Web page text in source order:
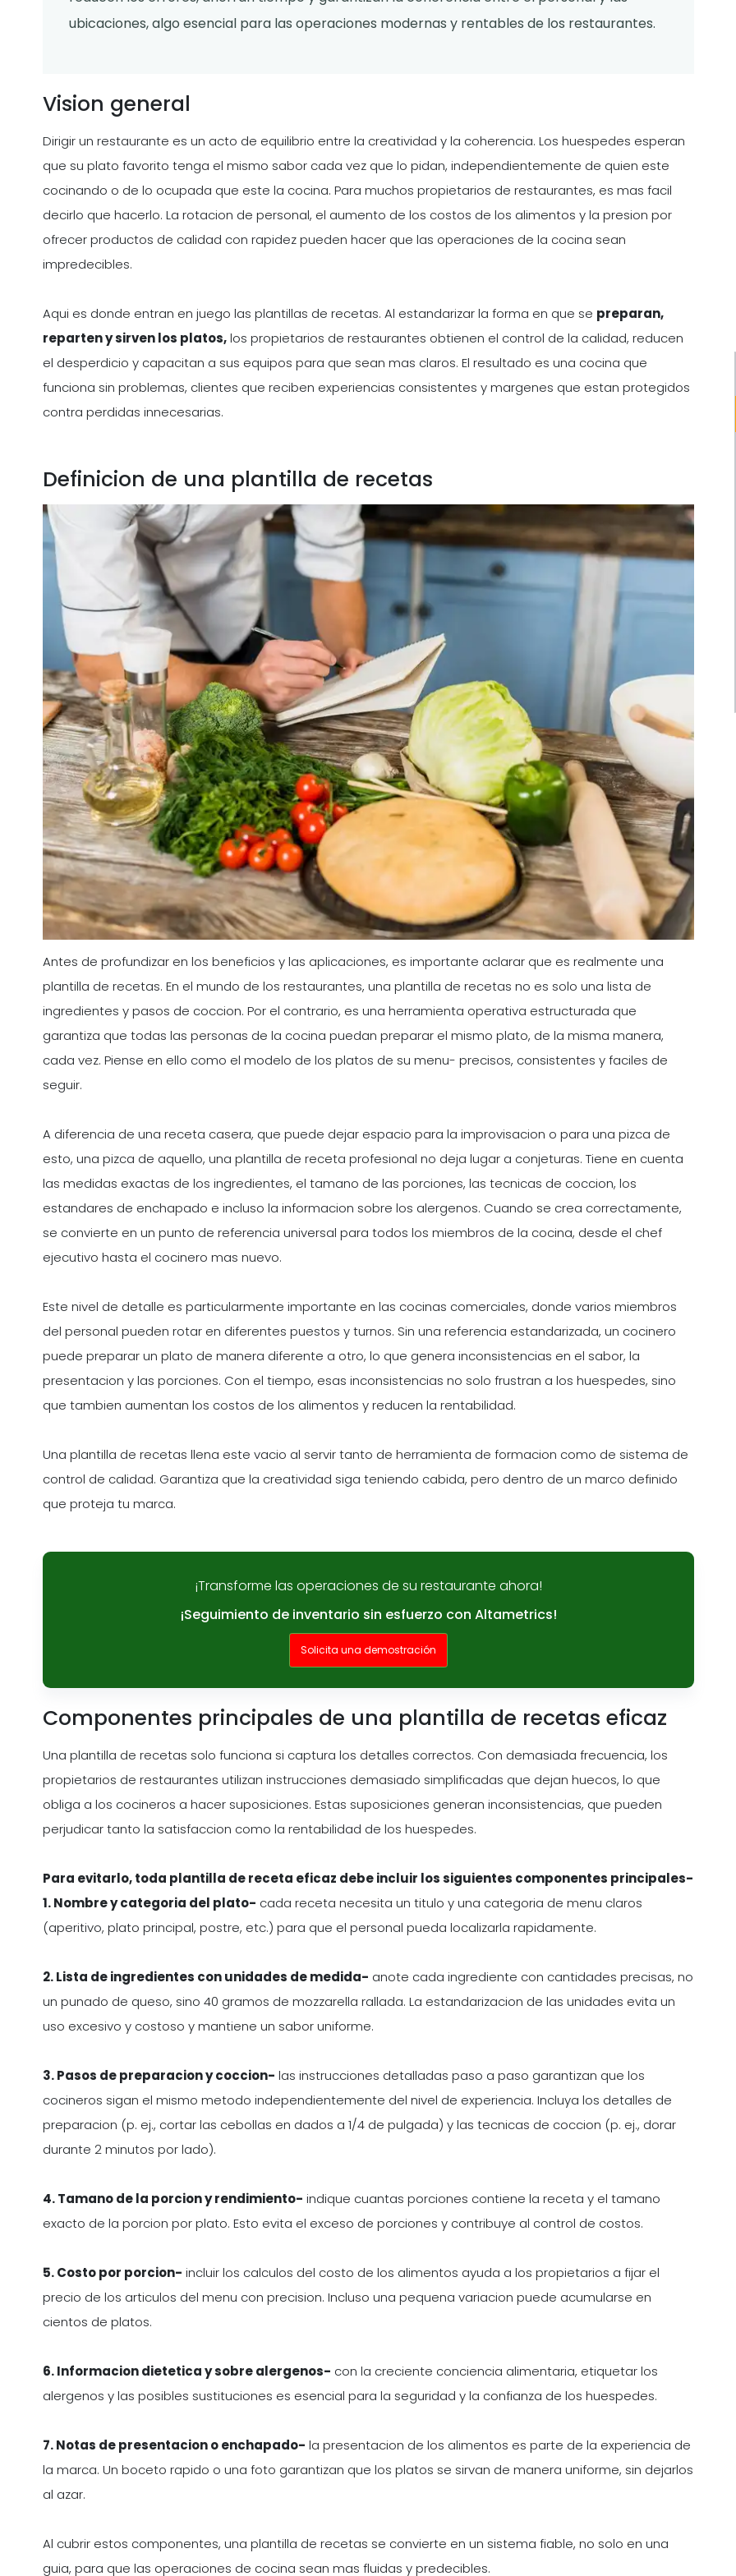
ubicaciones, algo esencial para las operaciones modernas y rentables de los restaurantes.
Vision general
Dirigir un restaurante es un acto de equilibrio entre la creatividad y la coherencia. Los huespedes esperan
que su plato favorito tenga el mismo sabor cada vez que lo pidan, independientemente de quien este
cocinando o de lo ocupada que este la cocina. Para muchos propietarios de restaurantes, es mas facil
decirlo que hacerlo. La rotacion de personal, el aumento de los costos de los alimentos y la presion por
ofrecer productos de calidad con rapidez pueden hacer que las operaciones de la cocina sean
impredecibles.
Aqui es donde entran en juego las plantillas de recetas. Al estandarizar la forma en que se preparan,
reparten y sirven los platos,los propietarios de restaurantes obtienen el control de la calidad, reducen
el desperdicio y capacitan a sus equipos para que sean mas claros. El resultado es una cocina que
funciona sin problemas, clientes que reciben experiencias consistentes y margenes que estan protegidos
contra perdidas innecesarias.
Definicion de una plantilla de recetas
Antes de profundizar en los beneficios y las aplicaciones, es importante aclarar que es realmente una
plantilla de recetas. En el mundo de los restaurantes, una plantilla de recetas no es solo una lista de
ingredientes y pasos de coccion. Por el contrario, es una herramienta operativa estructurada que
garantiza que todas las personas de la cocina puedan preparar el mismo plato, de la misma manera,
cada vez. Piense en ello como el modelo de los platos de su menu- precisos, consistentes y faciles de
seguir.
A diferencia de una receta casera, que puede dejar espacio para la improvisacion o para una pizca de
esto, una pizca de aquello, una plantilla de receta profesional no deja lugar a conjeturas. Tiene en cuenta
las medidas exactas de los ingredientes, el tamano de las porciones, las tecnicas de coccion, los
estandares de enchapado e incluso la informacion sobre los alergenos. Cuando se crea correctamente,
se convierte en un punto de referencia universal para todos los miembros de la cocina, desde el chef
ejecutivo hasta el cocinero mas nuevo.
Este nivel de detalle es particularmente importante en las cocinas comerciales, donde varios miembros
del personal pueden rotar en diferentes puestos y turnos. Sin una referencia estandarizada, un cocinero
puede preparar un plato de manera diferente a otro, lo que genera inconsistencias en el sabor, la
presentacion y las porciones. Con el tiempo, esas inconsistencias no solo frustran a los huespedes, sino
que tambien aumentan los costos de los alimentos y reducen la rentabilidad.
Una plantilla de recetas llena este vacio al servir tanto de herramienta de formacion como de sistema de
control de calidad. Garantiza que la creatividad siga teniendo cabida, pero dentro de un marco definido
que proteja tu marca.
¡Transforme las operaciones de su restaurante ahora!
¡Seguimiento de inventario sin esfuerzo con Altametrics!
Solicita una demostración
Componentes principales de una plantilla de recetas eficaz
Una plantilla de recetas solo funciona si captura los detalles correctos. Con demasiada frecuencia, los
propietarios de restaurantes utilizan instrucciones demasiado simplificadas que dejan huecos, lo que
obliga a los cocineros a hacer suposiciones. Estas suposiciones generan inconsistencias, que pueden
perjudicar tanto la satisfaccion como la rentabilidad de los huespedes.
Para evitarlo, toda plantilla de receta eficaz debe incluir los siguientes componentes principales-
1. Nombre y categoria del plato- cada receta necesita un titulo y una categoria de menu claros
(aperitivo, plato principal, postre, etc.) para que el personal pueda localizarla rapidamente.
2. Lista de ingredientes con unidades de medida- anote cada ingrediente con cantidades precisas, no
un punado de queso, sino 40 gramos de mozzarella rallada. La estandarizacion de las unidades evita un
uso excesivo y costoso y mantiene un sabor uniforme.
3. Pasos de preparacion y coccion- las instrucciones detalladas paso a paso garantizan que los
cocineros sigan el mismo metodo independientemente del nivel de experiencia. Incluya los detalles de
preparacion (p. ej., cortar las cebollas en dados a 1/4 de pulgada) y las tecnicas de coccion (p. ej., dorar
durante 2 minutos por lado).
4. Tamano de la porcion y rendimiento- indique cuantas porciones contiene la receta y el tamano
exacto de la porcion por plato. Esto evita el exceso de porciones y contribuye al control de costos.
5. Costo por porcion- incluir los calculos del costo de los alimentos ayuda a los propietarios a fijar el
precio de los articulos del menu con precision. Incluso una pequena variacion puede acumularse en
cientos de platos.
6. Informacion dietetica y sobre alergenos- con la creciente conciencia alimentaria, etiquetar los
alergenos y las posibles sustituciones es esencial para la seguridad y la confianza de los huespedes.
7. Notas de presentacion o enchapado- la presentacion de los alimentos es parte de la experiencia de
la marca. Un boceto rapido o una foto garantizan que los platos se sirvan de manera uniforme, sin dejarlos
al azar.
Al cubrir estos componentes, una plantilla de recetas se convierte en un sistema fiable, no solo en una
guia, para que las operaciones de cocina sean mas fluidas y predecibles.